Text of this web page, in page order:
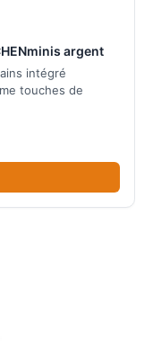
argent
intégré
touches de